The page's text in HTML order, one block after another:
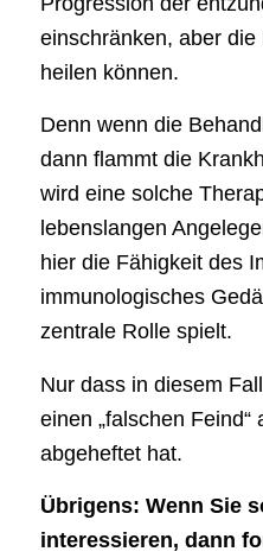
einschränken, aber
heilen können.
Denn wenn die
dann flammt die
wird eine solche
lebenslangen
hier die Fähigkeit des
immunologisches
zentrale Rolle spielt.
Nur dass in diesem
einen „falschen
abgeheftet hat.
Übrigens: Wenn Sie
interessieren, dann